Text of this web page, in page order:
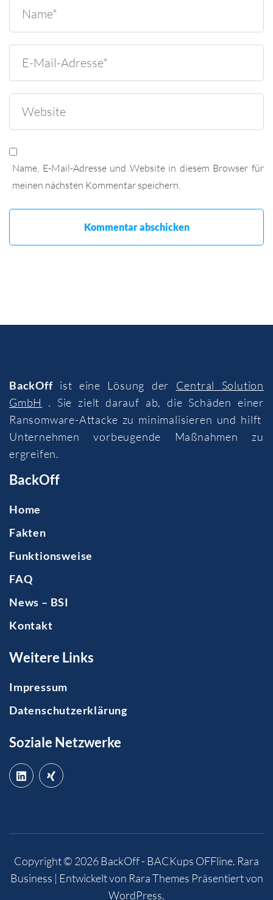
Name, E-Mail-Adresse und Website in diesem Browser für
meinen nächsten Kommentar speichern.
BackOffist eine Lösung der Central Solution
GmbH
. Sie zielt darauf ab, die Schäden einer
Ransomware-Attacke zu minimalisieren und hilft
Unternehmen vorbeugende Maßnahmen zu
ergreifen.
BackOff
Home
Fakten
Funktionsweise
FAQ
News – BSI
Kontakt
Weitere Links
Impressum
Datenschutzerklärung
Soziale Netzwerke
Copyright © 2026BackOff - BACKups OFFline. Rara
Business | Entwickelt von Rara Themes Präsentiert von
WordPress.